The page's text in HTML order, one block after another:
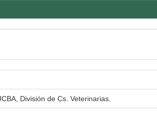
División de Cs. Veterinarias.